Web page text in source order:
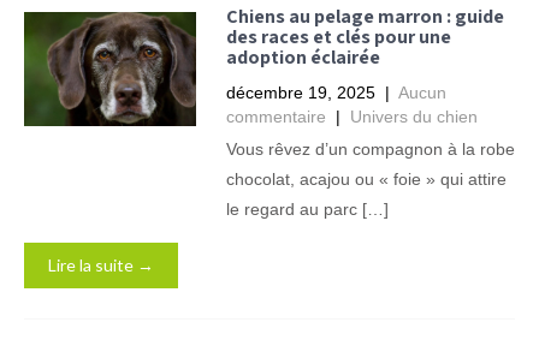
Chiens au pelage marron : guide
des races et clés pour une
adoption éclairée
décembre 19, 2025 | Aucun
commentaire
| Univers du chien
Vous rêvez d’un compagnon à la robe
chocolat, acajou ou « foie » qui attire
le regard au parc […]
Lire la suite →